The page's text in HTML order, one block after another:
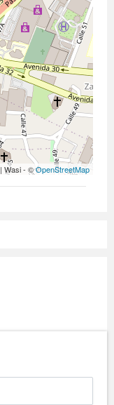
| Wasi - ©OpenStreetMap